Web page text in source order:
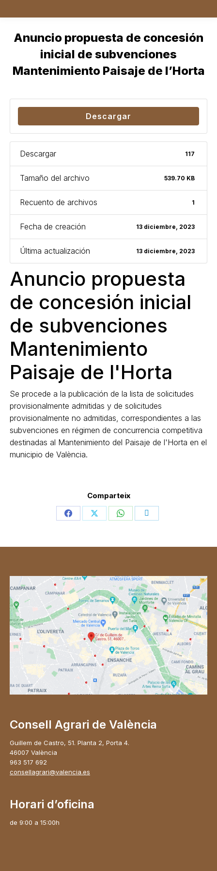
Anuncio propuesta de concesión
inicial de subvenciones
Mantenimiento Paisaje de l’Horta
Descargar
Descargar 117
Tamaño del archivo 539.70 KB
Recuento de archivos 1
Fecha de creación 13 diciembre, 2023
Última actualización 13 diciembre, 2023
Anuncio propuesta
de concesión inicial
de subvenciones
Mantenimiento
Paisaje de l'Horta
Se procede a la publicación de la lista de solicitudes
provisionalmente admitidas y de solicitudes
provisionalmente no admitidas, correspondientes a las
subvenciones en régimen de concurrencia competitiva
destinadas al Mantenimiento del Paisaje de l'Horta en el
municipio de València.
Comparteix
Share
Facebook
Share
X
Share
WhatsApp
Share
Telegram
Consell Agrari de València
Guillem de Castro, 51. Planta 2, Porta 4.
46007 València
963 517 692
consellagrari@valencia.es
Horari d’oficina
de 9:00 a 15:00h